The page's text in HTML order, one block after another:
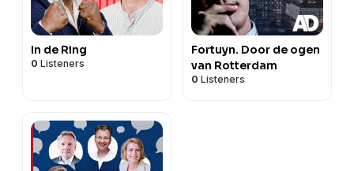
In de Ring
0 Listeners
Fortuyn. Door de ogen
van Rotterdam
0 Listeners